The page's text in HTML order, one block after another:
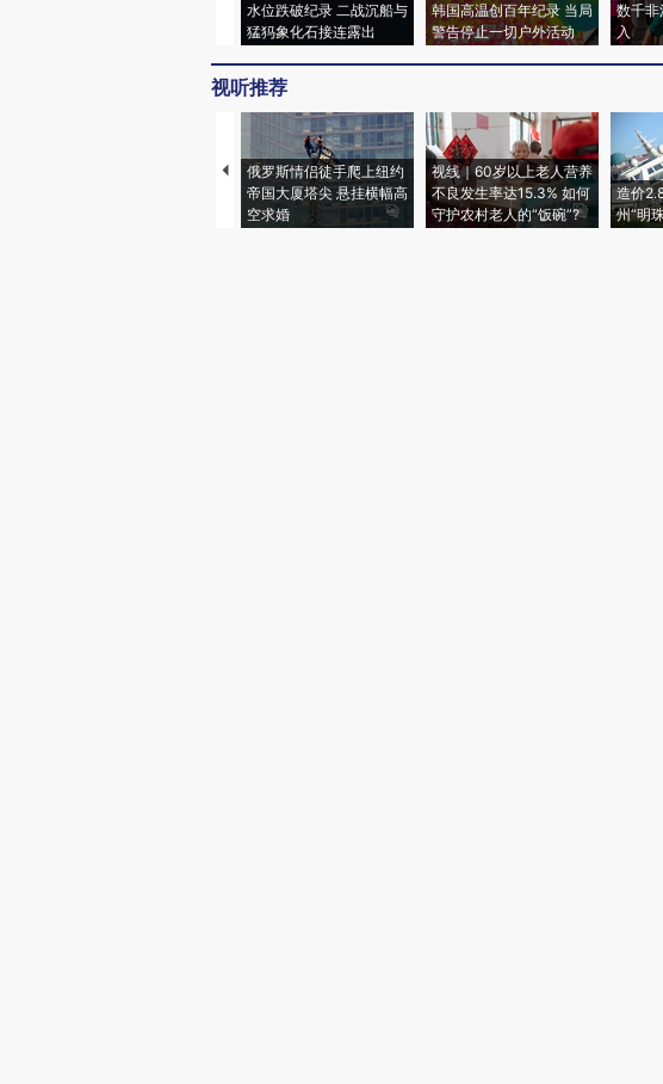
水位跌破纪录 二战沉船与
猛犸象化石接连露出
韩国高温创百年纪录 当局
警告停止一切户外活动
数千非
入
视听推荐
俄罗斯情侣徒手爬上纽约
帝国大厦塔尖 悬挂横幅高
空求婚
视线｜60岁以上老人营养
不良发生率达15.3% 如何
守护农村老人的“饭碗”?
造价
州“明